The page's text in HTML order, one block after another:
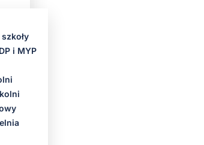
i MYP